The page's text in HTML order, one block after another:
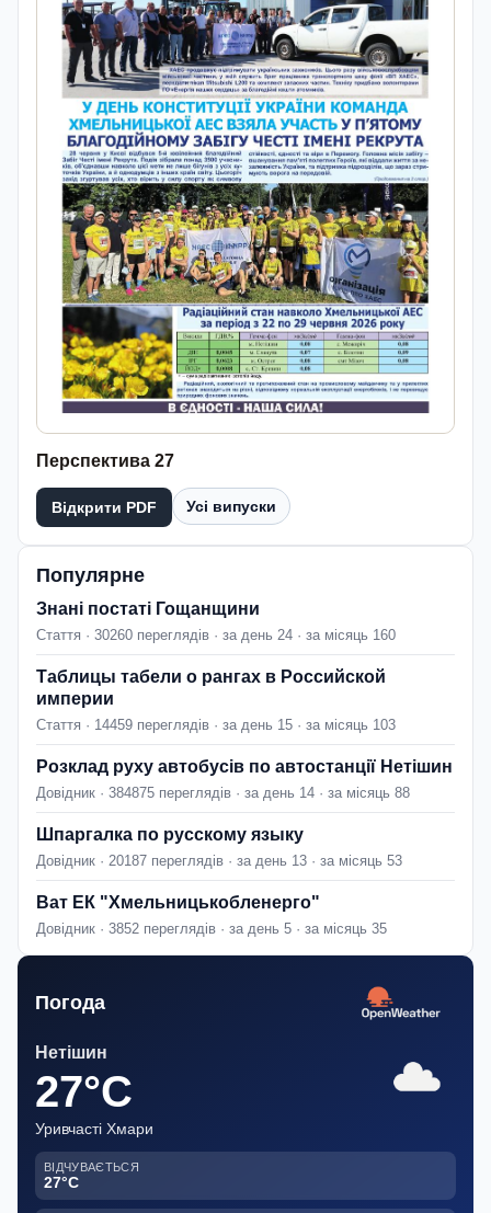
Перспектива 27
Відкрити PDF Усі випуски
Популярне
Знані постаті Гощанщини
Стаття · 30260 переглядів · за день 24 · за місяць 160
Таблицы табели о рангах в Российской
империи
Стаття · 14459 переглядів · за день 15 · за місяць 103
Розклад руху автобусів по автостанції Нетішин
Довідник · 384875 переглядів · за день 14 · за місяць 88
Шпаргалка по русскому языку
Довідник · 20187 переглядів · за день 13 · за місяць 53
Ват ЕК "Хмельницькобленерго"
Довідник · 3852 переглядів · за день 5 · за місяць 35
Погода
Нетішин
27°C
Уривчасті Хмари
ВІДЧУВАЄТЬСЯ
27°C